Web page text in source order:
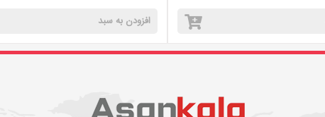
افزودن به سبد